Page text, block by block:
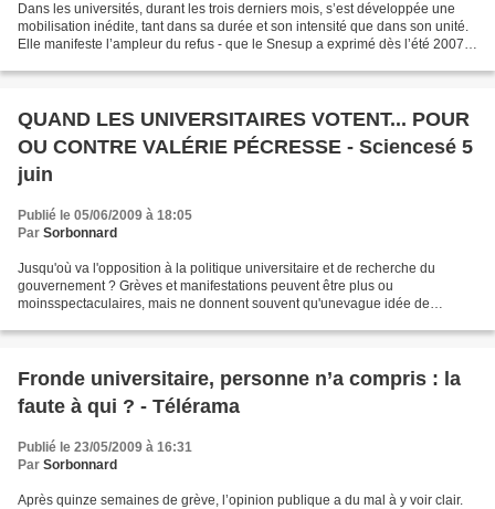
Dans les universités, durant les trois derniers mois, s’est développée une
mobilisation inédite, tant dans sa durée et son intensité que dans son unité.
Elle manifeste l’ampleur du refus - que le Snesup a exprimé dès l’été 2007 -
QUAND LES UNIVERSITAIRES VOTENT... POUR
OU CONTRE VALÉRIE PÉCRESSE - Sciencesé 5
juin
Publié le 05/06/2009 à 18:05
Par Sorbonnard
Jusqu'où va l'opposition à la politique universitaire et de recherche du
gouvernement ? Grèves et manifestations peuvent être plus ou
moinsspectaculaires, mais ne donnent souvent qu'unevague idée de
Fronde universitaire, personne n’a compris : la
faute à qui ? - Télérama
Publié le 23/05/2009 à 16:31
Par Sorbonnard
Après quinze semaines de grève, l’opinion publique a du mal à y voir clair.